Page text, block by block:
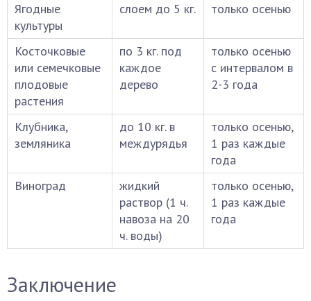
Ягодные
культуры
слоем до 5 кг. только осенью
Косточковые
или семечковые
плодовые
растения
по 3 кг. под
каждое
дерево
только осенью
с интервалом в
2-3 года
Клубника,
земляника
до 10 кг. в
междурядья
только осенью,
1 раз каждые
года
Виноград
жидкий
раствор (1 ч.
навоза на 20
ч. воды)
только осенью,
1 раз каждые
года
Заключение